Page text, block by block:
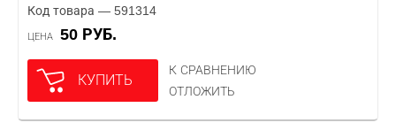
Код товара — 591314
ЦЕНА 50 РУБ.
КУПИТЬ
К СРАВНЕНИЮ
ОТЛОЖИТЬ